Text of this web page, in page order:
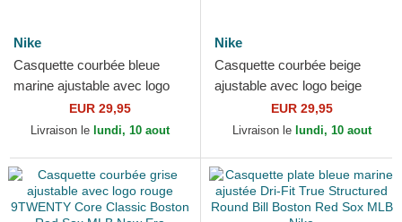
Nike
Casquette courbée bleue
marine ajustable avec logo
beige Fathers Day Club
Unstructured Organic...
EUR 29,95
Livraison le lundi, 10 aout
Nike
Casquette courbée beige
ajustable avec logo beige
Club Structured Uv Poly
Ripstop Boston Red Sox...
EUR 29,95
Livraison le lundi, 10 aout